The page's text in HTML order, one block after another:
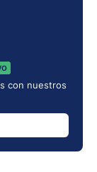
con nuestros